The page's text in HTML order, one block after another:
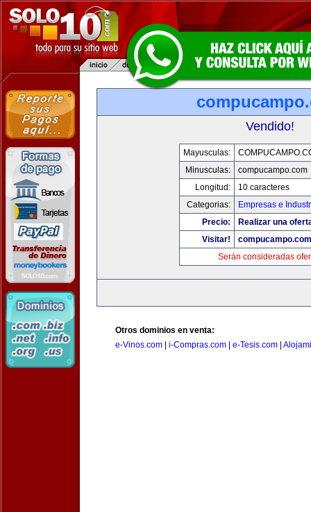
Vendido!
Mayusculas:
Minusculas:
compucampo.com
Longitud:
10 caracteres
Categorias:
Empresas e
Precio:
Realizar una
Visitar!
compucampo.com
Serán consideradas
Otros dominios en venta:
e-Vinos.com
i-Compras.com e-Tesis.com